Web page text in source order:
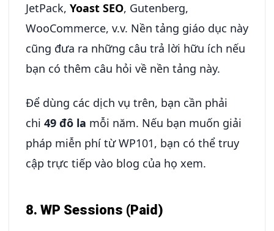
JetPack, Yoast SEO, Gutenberg,
WooCommerce, v.v. Nền tảng giáo dục này
cũng đưa ra những câu trả lời hữu ích nếu
bạn có thêm câu hỏi về nền tảng này.
Để dùng các dịch vụ trên, bạn cần phải
chi 49 đô la mỗi năm. Nếu bạn muốn giải
pháp miễn phí từ WP101, bạn có thể truy
cập trực tiếp vào blog của họ xem.
8. WP Sessions (Paid)